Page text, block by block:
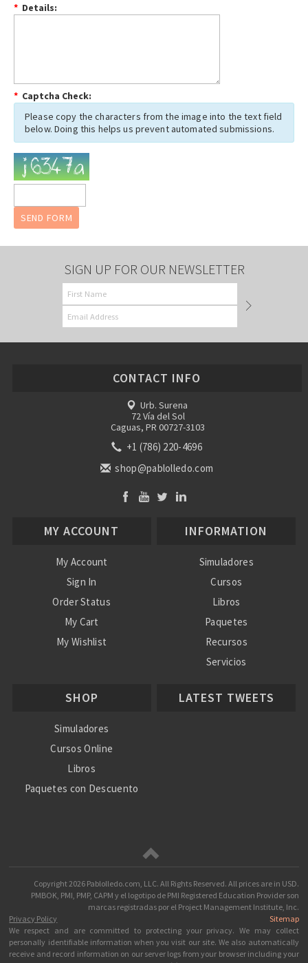
* Details:
* Captcha Check:
Please copy the characters from the image into the text field
below. Doing this helps us prevent automated submissions.
SIGN UP FOR OUR NEWSLETTER
CONTACT INFO
Urb. Surena
72 Vía del Sol
Caguas, PR 00727-3103
+1 (786) 220-4696
shop@pablolledo.com
MY ACCOUNT
My Account
Sign In
Order Status
My Cart
My Wishlist
INFORMATION
Simuladores
Cursos
Libros
Paquetes
Recursos
Servicios
Ayuda
SHOP
Simuladores
Cursos Online
Libros
Paquetes con Descuento
LATEST TWEETS
Copyright2026 Pablolledo.com, LLC. All Rights Reserved.
PMBOK, PMI, PMP, CAPM y el logotipo de PMI Registered Education Provider son
marcas registradas por el Project Management Institute, Inc.
Privacy Policy
We respect and are committed to protecting your privacy. We may collect
personally identifiable information when you visit our site. We also automatically
receive and record information on our server logs from your browser including your
All prices are in USD.
Sitemap